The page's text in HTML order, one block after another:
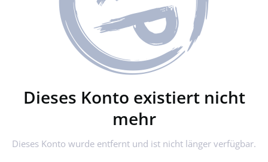
Dieses Konto existiert nicht
mehr
Dieses Konto wurde entfernt und ist nicht länger verfügbar.